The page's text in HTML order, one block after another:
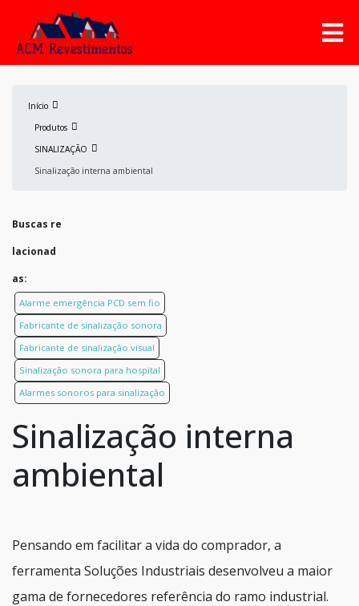
Início
Produtos
SINALIZAÇÃO
Sinalização interna ambiental
Buscas re
lacionad
as:
Alarme emergência PCD sem fio
Fabricante de sinalização sonora
Fabricante de sinalização visual
Sinalização sonora para hospital
Alarmes sonoros para sinalização
Sinalização interna
ambiental
Pensando em facilitar a vida do comprador, a
ferramenta Soluções Industriais desenvolveu a maior
gama de fornecedores referência do ramo industrial.